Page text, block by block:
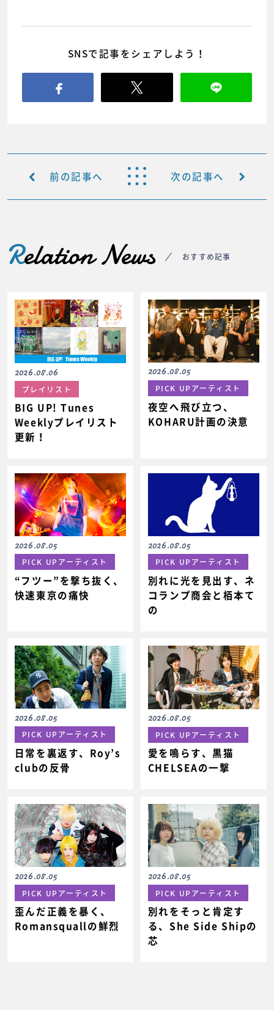
SNSで記事をシェアしよう！
前の記事へ 次の記事へ
Relation News おすすめ記事
2026.08.06
プレイリスト
BIG UP! Tunes
Weeklyプレイリスト
更新！
2026.08.05
PICK UPアーティスト
夜空へ飛び立つ、
KOHARU計画の決意
2026.08.05
PICK UPアーティスト
“フツー”を撃ち抜く、
快速東京の痛快
2026.08.05
PICK UPアーティスト
別れに光を見出す、ネ
コランプ商会と栢本て
の
2026.08.05
PICK UPアーティスト
日常を裏返す、Roy’s
clubの反骨
2026.08.05
PICK UPアーティスト
愛を鳴らす、黒猫
CHELSEAの一撃
2026.08.05
PICK UPアーティスト
歪んだ正義を暴く、
Romansquallの鮮烈
2026.08.05
PICK UPアーティスト
別れをそっと肯定す
る、She Side Shipの
芯